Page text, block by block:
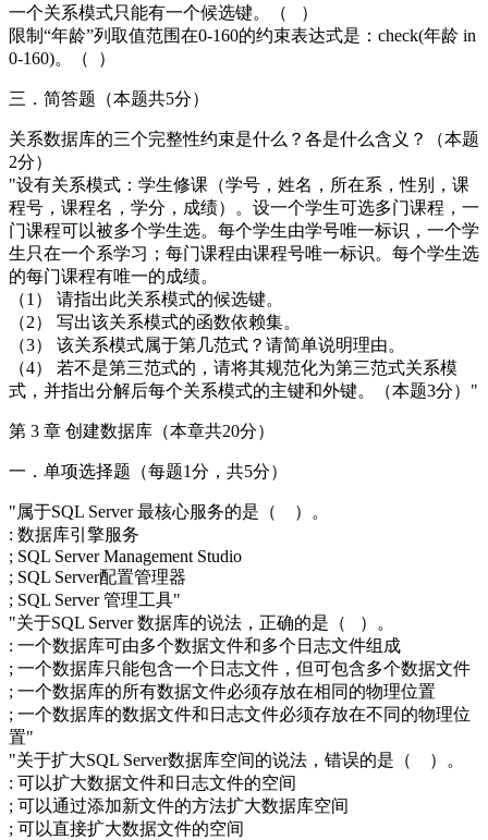
一个关系模式只能有一个候选键。（ ）
限制“年龄”列取值范围在0-160的约束表达式是：check(年龄 in
0-160)。（ ）
三．简答题（本题共5分）
关系数据库的三个完整性约束是什么？各是什么含义？（本题
2分）
"设有关系模式：学生修课（学号，姓名，所在系，性别，课
程号，课程名，学分，成绩）。设一个学生可选多门课程，一
门课程可以被多个学生选。每个学生由学号唯一标识，一个学
生只在一个系学习；每门课程由课程号唯一标识。每个学生选
的每门课程有唯一的成绩。
（1） 请指出此关系模式的候选键。
（2） 写出该关系模式的函数依赖集。
（3） 该关系模式属于第几范式？请简单说明理由。
（4） 若不是第三范式的，请将其规范化为第三范式关系模
式，并指出分解后每个关系模式的主键和外键。（本题3分）"
第 3 章 创建数据库（本章共20分）
一．单项选择题（每题1分，共5分）
"属于SQL Server 最核心服务的是（ ）。
: 数据库引擎服务
; SQL Server Management Studio
; SQL Server配置管理器
; SQL Server 管理工具"
"关于SQL Server 数据库的说法，正确的是（ ）。
: 一个数据库可由多个数据文件和多个日志文件组成
; 一个数据库只能包含一个日志文件，但可包含多个数据文件
; 一个数据库的所有数据文件必须存放在相同的物理位置
; 一个数据库的数据文件和日志文件必须存放在不同的物理位
置"
"关于扩大SQL Server数据库空间的说法，错误的是（ ）。
: 可以扩大数据文件和日志文件的空间
; 可以通过添加新文件的方法扩大数据库空间
; 可以直接扩大数据文件的空间